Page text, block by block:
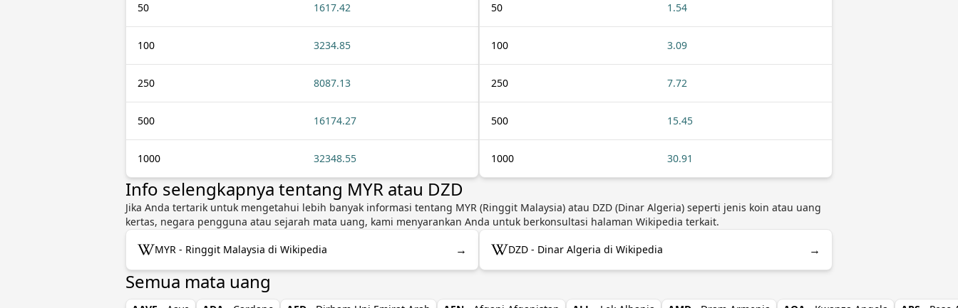
50 1617.42
100 3234.85
250 8087.13
500 16174.27
1000 32348.55
50 1.54
100 3.09
250 7.72
500 15.45
1000 30.91
Info selengkapnya tentang MYR atau DZD
Jika Anda tertarik untuk mengetahui lebih banyak informasi tentang MYR (Ringgit Malaysia) atau DZD (Dinar Algeria) seperti jenis koin atau uang
kertas, negara pengguna atau sejarah mata uang, kami menyarankan Anda untuk berkonsultasi halaman Wikipedia terkait.
MYR - Ringgit Malaysia di Wikipedia → DZD - Dinar Algeria di Wikipedia →
Semua mata uang